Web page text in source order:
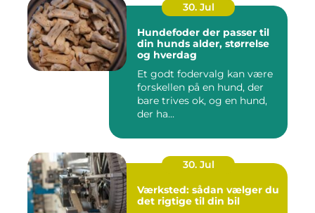
30. Jul
Hundefoder der passer til
din hunds alder, størrelse
og hverdag
Et godt fodervalg kan være
forskellen på en hund, der
bare trives ok, og en hund,
der ha...
30. Jul
Værksted: sådan vælger du
det rigtige til din bil